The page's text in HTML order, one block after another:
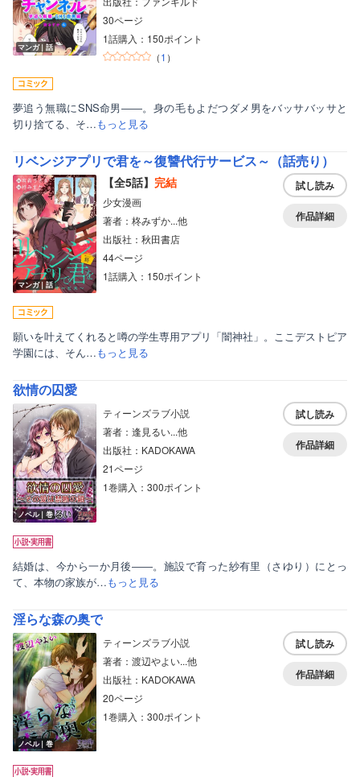
マンガ｜話
30ページ
1話購入：150ポイント
（1 ）
夢追う無職にSNS命男――。身の毛もよだつダメ男をバッサバッサと
切り捨てる、そ…もっと見る
リベンジアプリで君を～復讐代行サービス～（話売り）
マンガ｜話
【全5話】 完結
少女漫画
著者：柊みずか...他
出版社：秋田書店
44ページ
1話購入：150ポイント
試し読み
作品詳細
願いを叶えてくれると噂の学生専用アプリ「闇神社」。ここデストピア
学園には、そん…もっと見る
欲情の囚愛
ノベル｜巻
ティーンズラブ小説
著者：逢見るい...他
出版社：KADOKAWA
21ページ
1巻購入：300ポイント
試し読み
作品詳細
結婚は、今から一か月後――。施設で育った紗有里（さゆり）にとっ
て、本物の家族が…もっと見る
淫らな森の奥で
ノベル｜巻
ティーンズラブ小説
著者：渡辺やよい...他
出版社：KADOKAWA
20ページ
1巻購入：300ポイント
試し読み
作品詳細